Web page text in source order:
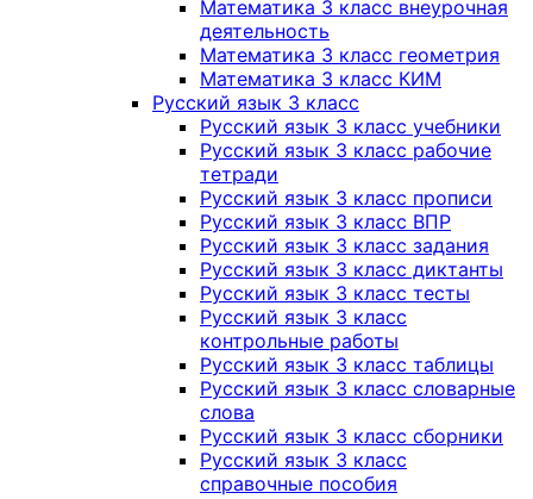
Математика 3 класс внеурочная
деятельность
Математика 3 класс геометрия
Математика 3 класс КИМ
Русский язык 3 класс
Русский язык 3 класс учебники
Русский язык 3 класс рабочие
тетради
Русский язык 3 класс прописи
Русский язык 3 класс ВПР
Русский язык 3 класс задания
Русский язык 3 класс диктанты
Русский язык 3 класс тесты
Русский язык 3 класс
контрольные работы
Русский язык 3 класс таблицы
Русский язык 3 класс словарные
слова
Русский язык 3 класс сборники
Русский язык 3 класс
справочные пособия